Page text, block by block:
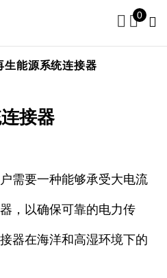
0
生能源系统连接器
接器
需要一种能够承受大电流
，以确保可靠的电力传
器在海洋和高湿环境下的